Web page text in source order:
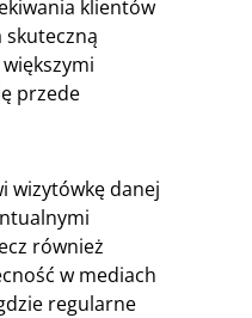
klientów
przede
wizytówkę danej
również
w mediach
regularne